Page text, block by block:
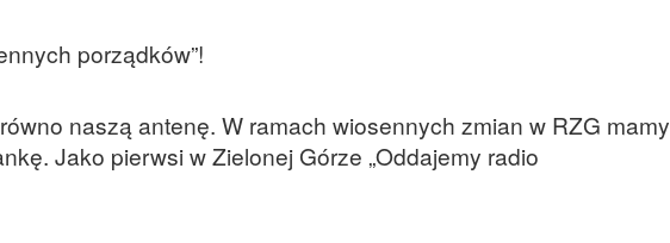
porządków”!
naszą antenę. W ramach wiosennych zmian w RZG mamy
Jako pierwsi w Zielonej Górze „Oddajemy radio